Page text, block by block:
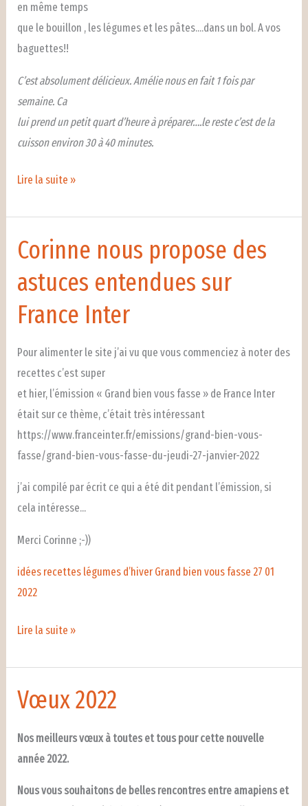
en même temps
que le bouillon , les légumes et les pâtes….dans un bol. A vos
baguettes!!
C’est absolument délicieux. Amélie nous en fait 1 fois par
semaine. Ca
lui prend un petit quart d’heure à préparer….le reste c’est de la
cuisson environ 30 à 40 minutes.
Amélie
donne
sa
recette
japonaise
de
RAMEN
Lire la suite »
Corinne nous propose des
astuces entendues sur
France Inter
Pour alimenter le site j’ai vu que vous commenciez à noter des
recettes c’est super
et hier, l’émission « Grand bien vous fasse » de France Inter
était sur ce thème, c’était très intéressant
https://www.franceinter.fr/emissions/grand-bien-vous-
fasse/grand-bien-vous-fasse-du-jeudi-27-janvier-2022
j’ai compilé par écrit ce qui a été dit pendant l’émission, si
cela intéresse…
Merci Corinne ;-))
idées recettes légumes d’hiver Grand bien vous fasse 27 01
2022
Corinne
propose
des
astuces
entendues
sur
Inter
Lire la suite »
Vœux 2022
Nos meilleurs vœux à toutes et tous pour cette nouvelle
année 2022.
Nous vous souhaitons de belles rencontres entre amapiens et